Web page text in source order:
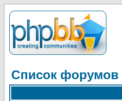
Список форумов